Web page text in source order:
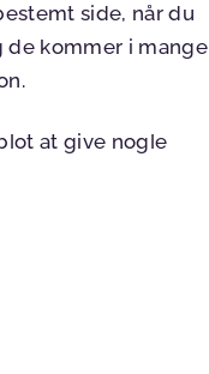
side, når du
de kommer i mange
at give nogle